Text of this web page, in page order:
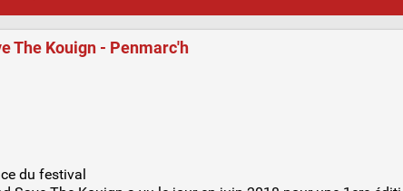
The Kouign - Penmarc'h
du festival